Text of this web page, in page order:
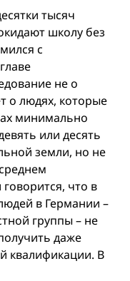
тысяч
школу без
с
не о
о людях, которые
минимально
или десять
земли, но не
что в
в Германии –
группы – не
даже
квалификации. В